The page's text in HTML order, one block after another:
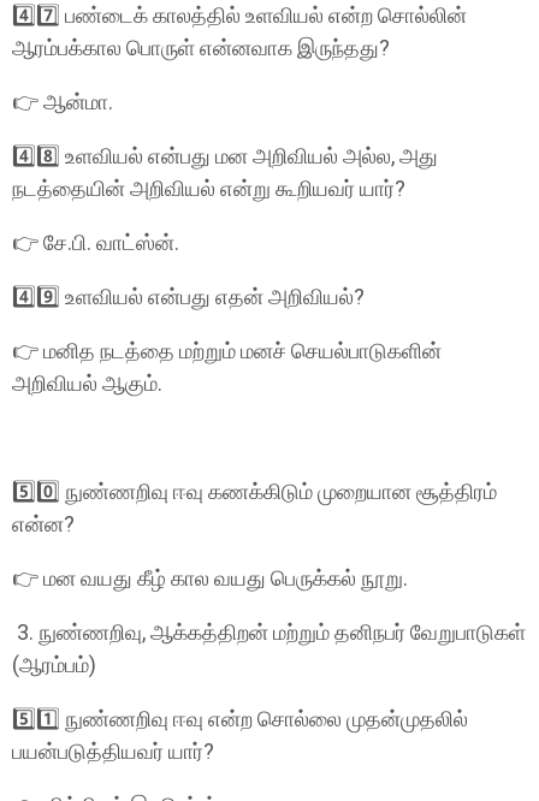
4️⃣7️⃣ பண்டைக் காலத்தில் உளவியல் என்ற சொல்லின்
ஆரம்பக்கால பொருள் என்னவாக இருந்தது?
👉 ஆன்மா.
4️⃣8️⃣ உளவியல் என்பது மன அறிவியல் அல்ல, அது
நடத்தையின் அறிவியல் என்று கூறியவர் யார்?
👉 சே.பி. வாட்ஸ்ன்.
4️⃣9️⃣ உளவியல் என்பது எதன் அறிவியல்?
👉 மனித நடத்தை மற்றும் மனச் செயல்பாடுகளின்
அறிவியல் ஆகும்.
5️⃣0️⃣ நுண்ணறிவு ஈவு கணக்கிடும் முறையான சூத்திரம்
என்ன?
👉 மன வயது கீழ் கால வயது பெருக்கல் நூறு.
3. நுண்ணறிவு, ஆக்கத்திறன் மற்றும் தனிநபர் வேறுபாடுகள்
(ஆரம்பம்)
5️⃣1️⃣ நுண்ணறிவு ஈவு என்ற சொல்லை முதன்முதலில்
பயன்படுத்தியவர் யார்?